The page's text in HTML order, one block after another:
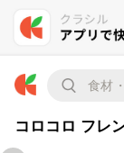
コロコロ フレ